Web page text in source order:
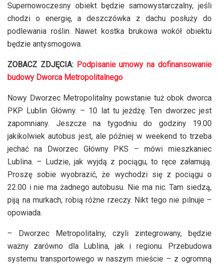
Supernowoczesny obiekt będzie samowystarczalny, jeśli
chodzi o energię, a deszczówka z dachu posłuży do
podlewania roślin. Nawet kostka brukowa wokół obiektu
będzie antysmogowa.
ZOBACZ ZDJĘCIA: Podpisanie umowy na dofinansowanie
budowy Dworca Metropolitalnego
Nowy Dworzec Metropolitalny powstanie tuż obok dworca
PKP Lublin Główny. – 10 lat tu jeżdżę. Ten dworzec jest
zapomniany. Jeszcze na tygodniu do godziny 19.00
jakikolwiek autobus jest, ale później w weekend to trzeba
jechać na Dworzec Główny PKS – mówi mieszkaniec
Lublina. – Ludzie, jak wyjdą z pociągu, to ręce załamują.
Proszę sobie wyobrazić, że wychodzi się z pociągu o
22.00 i nie ma żadnego autobusu. Nie ma nic. Tam siedzą,
piją na murkach, robią różne rzeczy. Nikt tego nie pilnuje –
opowiada.
– Dworzec Metropolitalny, czyli zintegrowany, będzie
ważny zarówno dla Lublina, jak i regionu. Przebudowa
systemu transportowego w naszym mieście – z ogromną